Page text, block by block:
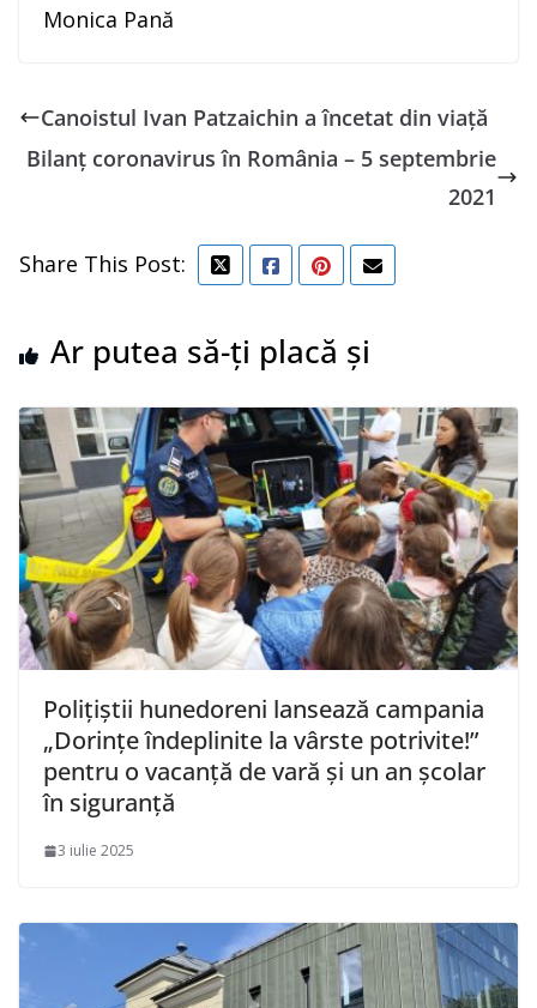
Monica Pană
Canoistul Ivan Patzaichin a încetat din viaţă
Bilanț coronavirus în România – 5 septembrie
2021
Share This Post:
Ar putea să-ți placă și
Polițiștii hunedoreni lansează campania
„Dorințe îndeplinite la vârste potrivite!”
pentru o vacanță de vară și un an școlar
în siguranță
3 iulie 2025